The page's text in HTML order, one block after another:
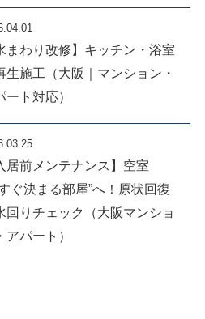
まわり改修】キッチン・浴室
生施工（大阪｜マンション・
ート対応）
居前メンテナンス】空室
ぐ決まる部屋”へ！原状回復
回りチェック（大阪マンショ
アパート）